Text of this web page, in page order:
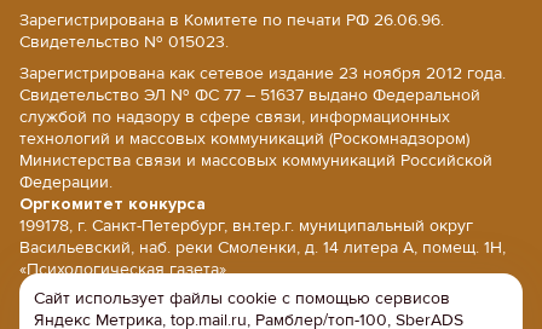
Зарегистрирована в Комитете по печати РФ 26.06.96.
Свидетельство № 015023.
Зарегистрирована как сетевое издание 23 ноября 2012 года.
Свидетельство ЭЛ № ФС 77 – 51637 выдано Федеральной
службой по надзору в сфере связи, информационных
технологий и массовых коммуникаций (Роскомнадзором)
Министерства связи и массовых коммуникаций Российской
Федерации.
Оргкомитет конкурса
199178, г. Санкт-Петербург, вн.тер.г. муниципальный округ
Васильевский, наб. реки Смоленки, д. 14 литера А, помещ. 1Н,
«Психологическая газета».
E-mail: psy@psy.su; сайт: www.psy.su
Сайт использует файлы cookie с помощью сервисов
Яндекс Метрика, top.mail.ru, Рамблер/топ-100, SberADS